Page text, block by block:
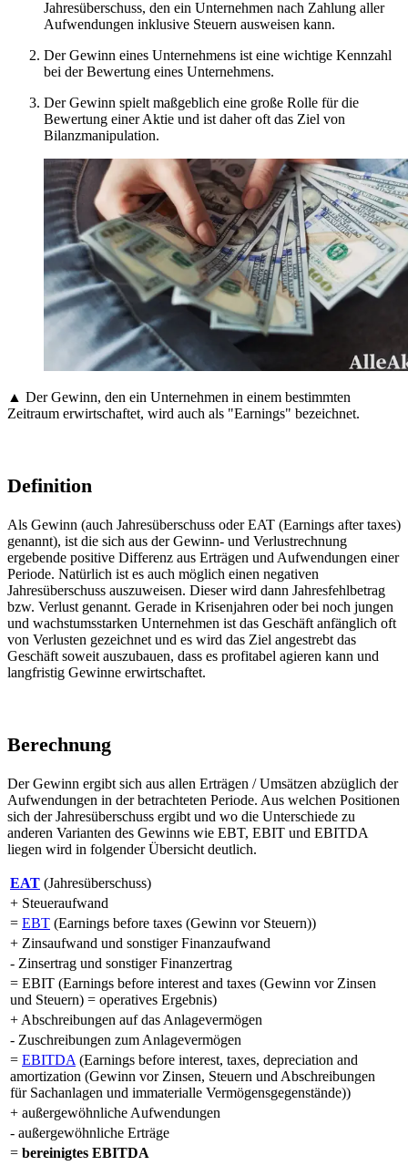
Jahresüberschuss, den ein Unternehmen nach Zahlung aller
Aufwendungen inklusive Steuern ausweisen kann.
Der Gewinn eines Unternehmens ist eine wichtige Kennzahl
bei der Bewertung eines Unternehmens.
Der Gewinn spielt maßgeblich eine große Rolle für die
Bewertung einer Aktie und ist daher oft das Ziel von
Bilanzmanipulation.
▲ Der Gewinn, den ein Unternehmen in einem bestimmten
Zeitraum erwirtschaftet, wird auch als "Earnings" bezeichnet.
Definition
Als Gewinn (auch Jahresüberschuss oder EAT (Earnings after taxes)
genannt), ist die sich aus der Gewinn- und Verlustrechnung
ergebende positive Differenz aus Erträgen und Aufwendungen einer
Periode. Natürlich ist es auch möglich einen negativen
Jahresüberschuss auszuweisen. Dieser wird dann Jahresfehlbetrag
bzw. Verlust genannt. Gerade in Krisenjahren oder bei noch jungen
und wachstumsstarken Unternehmen ist das Geschäft anfänglich oft
von Verlusten gezeichnet und es wird das Ziel angestrebt das
Geschäft soweit auszubauen, dass es profitabel agieren kann und
langfristig Gewinne erwirtschaftet.
Berechnung
Der Gewinn ergibt sich aus allen Erträgen / Umsätzen abzüglich der
Aufwendungen in der betrachteten Periode. Aus welchen Positionen
sich der Jahresüberschuss ergibt und wo die Unterschiede zu
anderen Varianten des Gewinns wie EBT, EBIT und EBITDA
liegen wird in folgender Übersicht deutlich.
EAT (Jahresüberschuss)
+ Steueraufwand
= EBT (Earnings before taxes (Gewinn vor Steuern))
+ Zinsaufwand und sonstiger Finanzaufwand
- Zinsertrag und sonstiger Finanzertrag
= EBIT (Earnings before interest and taxes (Gewinn vor Zinsen
und Steuern) = operatives Ergebnis)
+ Abschreibungen auf das Anlagevermögen
- Zuschreibungen zum Anlagevermögen
= EBITDA (Earnings before interest, taxes, depreciation and
amortization (Gewinn vor Zinsen, Steuern und Abschreibungen
für Sachanlagen und immaterialle Vermögensgegenstände))
+ außergewöhnliche Aufwendungen
- außergewöhnliche Erträge
= bereinigtes EBITDA